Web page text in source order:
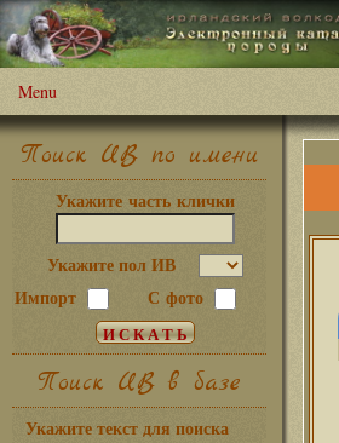
Menu
Поиск ИВ по имени
Укажите часть клички
Укажите пол ИВ
Импорт
С фото
Поиск ИВ в базе
Укажите текст для поиска